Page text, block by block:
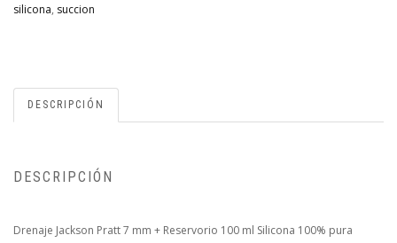
silicona, succion
DESCRIPCIÓN
DESCRIPCIÓN
Drenaje Jackson Pratt 7 mm + Reservorio 100 ml Silicona 100% pura